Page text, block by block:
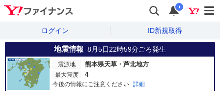
i
ログイン ID新規取得
地震情報 8月5日22時59分ごろ発生
震源地 熊本県天草・芦北地方
最大震度 4
今後の情報にご注意ください 詳細